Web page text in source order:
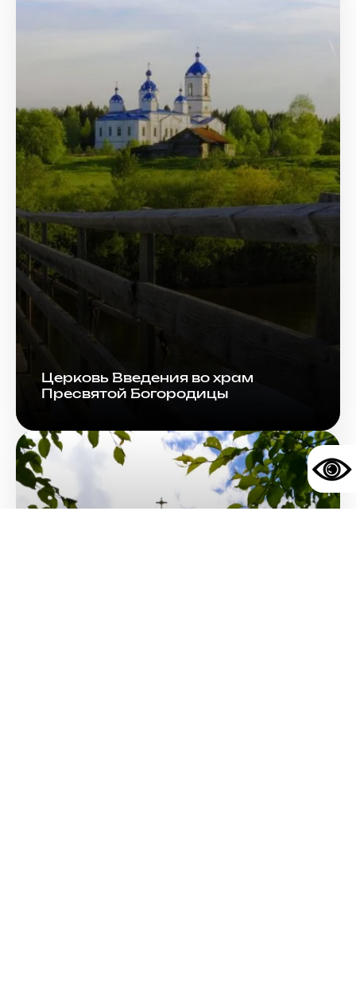
Церковь Введения во храм
Пресвятой Богородицы